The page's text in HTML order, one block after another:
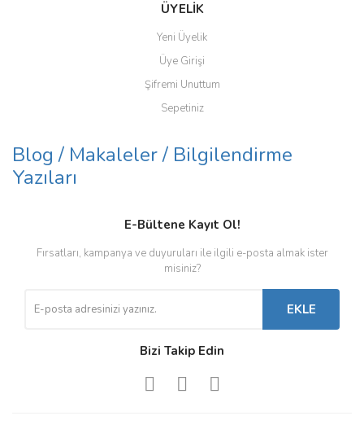
Körük - Mekanik Hayvan
Kovucu İçin
Mentocare Yara Spreyi 200
Uyku Bandı - Göz Maskesi
Cep Telefonu Selfie ve Stand
Yeni
ÜYELİK
Yeni Üyelik
Üye Girişi
Şifremi Unuttum
Sepetiniz
Blog / Makaleler / Bilgilendirme
Yazıları
E-Bültene Kayıt Ol!
Fırsatları, kampanya ve duyuruları ile ilgili e-posta almak ister
misiniz?
EKLE
Bizi Takip Edin